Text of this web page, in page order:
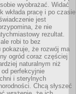
wyobrażać. Widać
wkłada pracę i po czasie
jest
że nie
rezultat.
robi to bez
pokazuje, że rozwój ma
ogród coraz częściej
naturalnym niż
perfekcyjnie
i sterylnych
Chcą słyszeć